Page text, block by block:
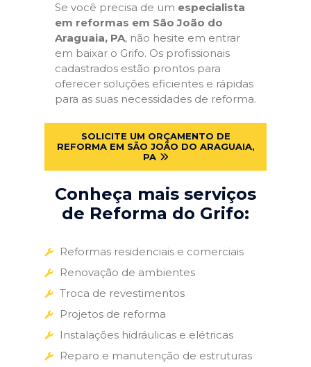
Se você precisa de um especialista
em reformas em São João do
Araguaia, PA, não hesite em entrar
em baixar o Grifo. Os profissionais
cadastrados estão prontos para
oferecer soluções eficientes e rápidas
para as suas necessidades de reforma.
SOLICITE UM ORÇAMENTO DE
REFORMA EM SÃO JOÃO DO ARAGUAIA,
PA
Conheça mais serviços
de Reforma do Grifo:
Reformas residenciais e comerciais
Renovação de ambientes
Troca de revestimentos
Projetos de reforma
Instalações hidráulicas e elétricas
Reparo e manutenção de estruturas